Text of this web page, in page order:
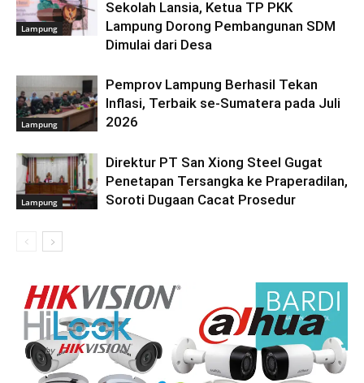
Lampung
Sekolah Lansia, Ketua TP PKK
Lampung Dorong Pembangunan SDM
Dimulai dari Desa
Lampung
Pemprov Lampung Berhasil Tekan
Inflasi, Terbaik se-Sumatera pada Juli
2026
Lampung
Direktur PT San Xiong Steel Gugat
Penetapan Tersangka ke Praperadilan,
Soroti Dugaan Cacat Prosedur